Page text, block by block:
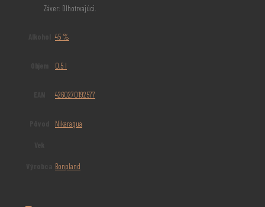
Záver: Dlhotrvajúci.
45 %
0,5 l
4260270192577
Nikaragua
Bonpland